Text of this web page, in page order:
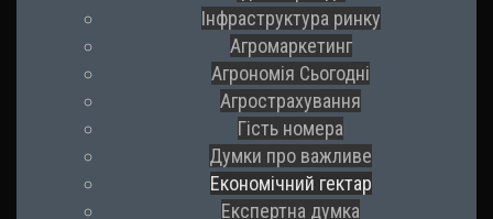
Інфраструктура ринку
Агромаркетинг
Агрономія Сьогодні
Агрострахування
Гість номера
Думки про важливе
Економічний гектар
Експертна думка